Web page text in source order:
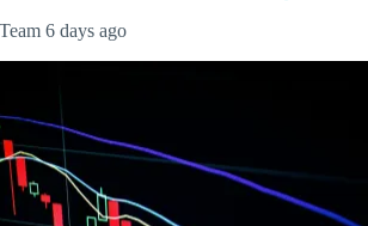
6 days ago